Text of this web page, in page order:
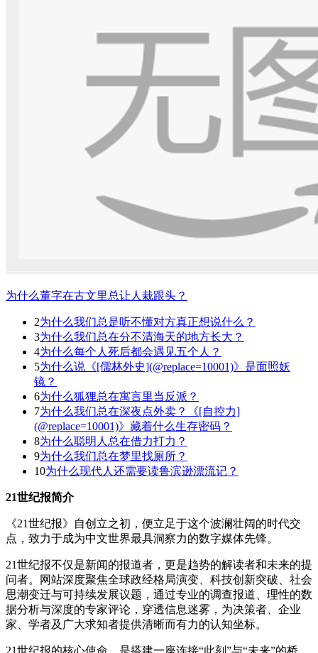
为什么董字在古文里总让人栽跟头？
2为什么我们总是听不懂对方真正想说什么？
3为什么我们总在分不清海天的地方长大？
4为什么每个人死后都会遇见五个人？
5为什么说《[儒林外史](@replace=10001)》是面照妖
镜？
6为什么狐狸总在寓言里当反派？
7为什么我们总在深夜点外卖？《[自控力]
(@replace=10001)》藏着什么生存密码？
8为什么聪明人总在借力打力？
9为什么我们总在梦里找厕所？
10为什么现代人还需要读鲁滨逊漂流记？
21世纪报简介
《21世纪报》自创立之初，便立足于这个波澜壮阔的时代交
点，致力于成为中文世界最具洞察力的数字媒体先锋。
21世纪报不仅是新闻的报道者，更是趋势的解读者和未来的提
问者。网站深度聚焦全球政经格局演变、科技创新突破、社会
思潮变迁与可持续发展议题，通过专业的调查报道、理性的数
据分析与深度的专家评论，穿透信息迷雾，为决策者、企业
家、学者及广大求知者提供清晰而有力的认知坐标。
21世纪报的核心使命，是搭建一座连接“此刻”与“未来”的桥